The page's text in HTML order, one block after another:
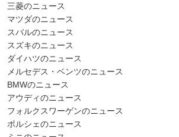
三菱のニュース
マツダのニュース
スバルのニュース
スズキのニュース
ダイハツのニュース
メルセデス・ベンツのニュース
BMWのニュース
アウディのニュース
フォルクスワーゲンのニュース
ポルシェのニュース